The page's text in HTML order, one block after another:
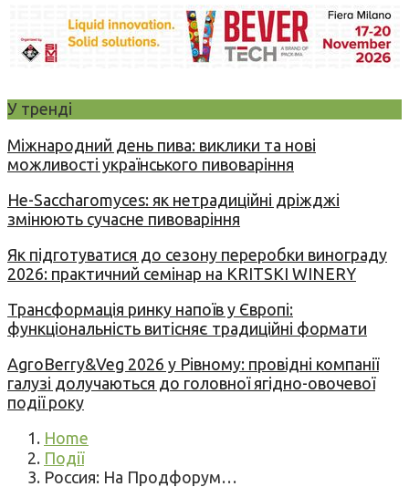
У тренді
Міжнародний день пива: виклики та нові
можливості українського пивоваріння
Не-Saccharomyces: як нетрадиційні дріжджі
змінюють сучасне пивоваріння
Як підготуватися до сезону переробки винограду
2026: практичний семінар на KRITSKI WINERY
Трансформація ринку напоїв у Європі:
функціональність витісняє традиційні формати
AgroBerry&Veg 2026 у Рівному: провідні компанії
галузі долучаються до головної ягідно-овочевої
події року
Home
Події
Россия: На Продфорум…